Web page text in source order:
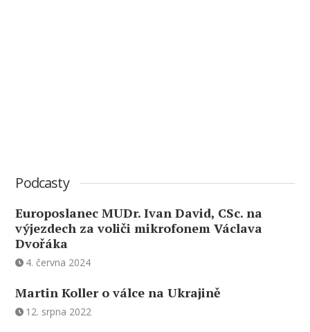
Podcasty
Europoslanec MUDr. Ivan David, CSc. na
výjezdech za voliči mikrofonem Václava
Dvořáka
4. června 2024
Martin Koller o válce na Ukrajině
12. srpna 2022